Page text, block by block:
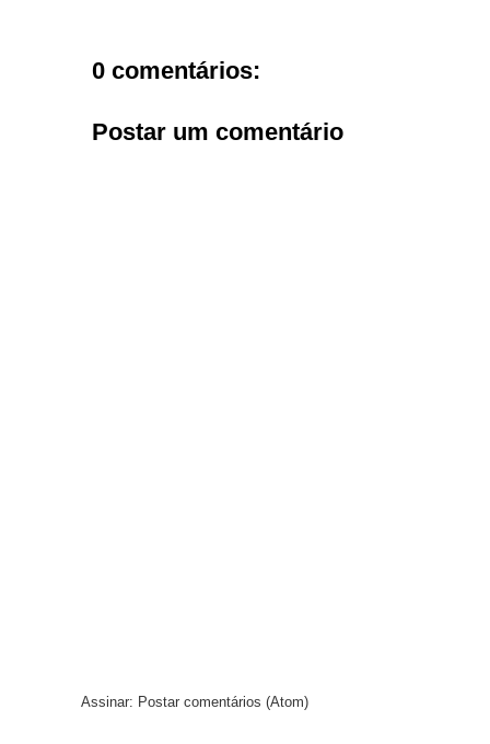
0 comentários:
Postar um comentário
Assinar: Postar comentários (Atom)